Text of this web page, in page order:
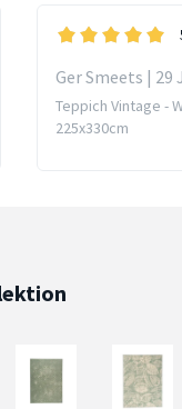
Ger Smeets | 29
Teppich Vintage -
225x330cm